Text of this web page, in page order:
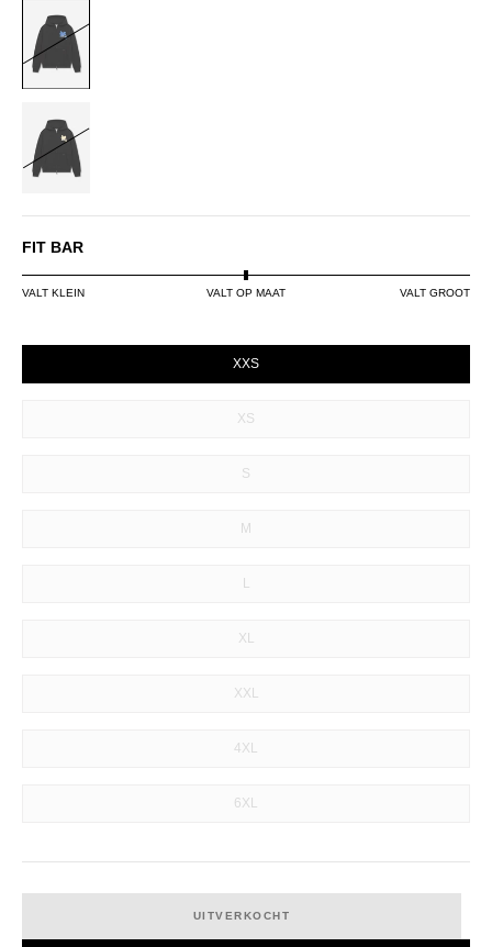
BLACK/COBALT
BLACK/LIME
FIT BAR
VALT KLEIN VALT OP MAAT VALT GROOT
XXS
XS
S
M
L
XL
XXL
4XL
6XL
UITVERKOCHT